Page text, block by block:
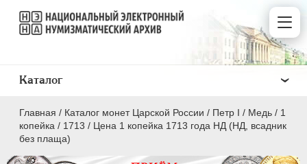
Главная / Каталог монет Царской России / Пeтр I / Медь / 1
копейка / 1713 / Цена 1 копейка 1713 года НД (НД, всадник
без плаща)
Каталог